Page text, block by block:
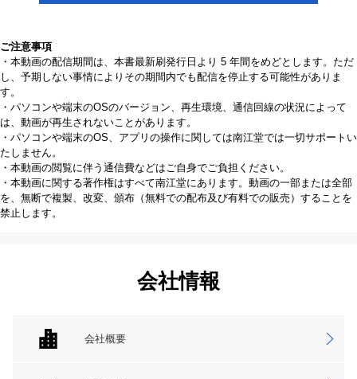
ご注意事項
・本動画の配信期間は、本書最新刷発行日より 5 年間をめどとします。ただ
し、予期しない事情によりその期間内でも配信を停止する可能性がありま
す。
・パソコンや端末のOSのバージョン、再生環境、通信回線の状況によって
は、動画が再生されないことがあります。
・パソコンや端末のOS、アプリの操作に関しては南江堂では一切サポートい
たしません。
・本動画の閲覧に伴う通信費などはご自身でご負担ください。
・本動画に関する著作権はすべて南江堂にあります。動画の一部または全部
を、無断で複製、改変、頒布（無料での配布及び有料での販売）することを
禁止します。
会社情報
会社概要